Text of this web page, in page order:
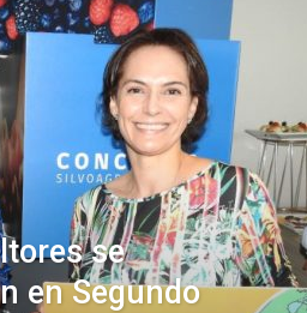
se
en Segundo